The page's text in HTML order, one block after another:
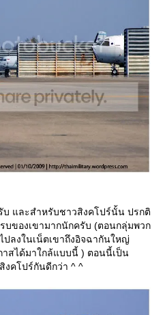
บ และสำหรับชาวสิงคโปร์นั้น ปรกติ
บของเขามากนักครับ (ตอนกลุ่มพวก
ปลงในเน็ตเขาถึงอิจฉากันใหญ่
าสได้มาใกล้แบบนี้ ) ตอนนี้เป็น
งคโปร์กันดีกว่า ^ ^